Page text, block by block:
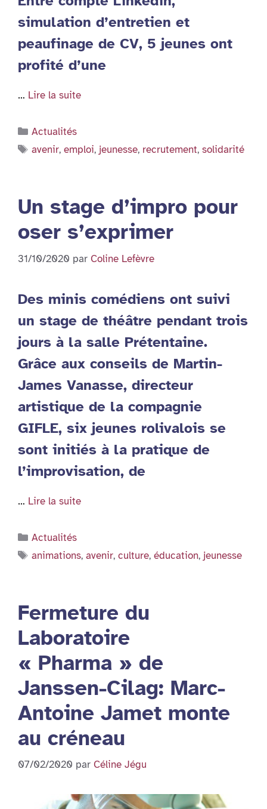
simulation d’entretien et
peaufinage de CV, 5 jeunes ont
profité d’une
… Lire la suite
Catégories
Actualités
Étiquettes
avenir,emploi, jeunesse, recrutement,solidarité
Un stage d’impro pour
oser s’exprimer
31/10/2020 par Coline Lefèvre
Des minis comédiens ont suivi
un stage de théâtre pendant trois
jours à la salle Prétentaine.
Grâce aux conseils de Martin-
James Vanasse, directeur
artistique de la compagnie
GIFLE, six jeunes rolivalois se
sont initiés à la pratique de
l’improvisation, de
… Lire la suite
Catégories
Actualités
Étiquettes
animations,avenir,culture,éducation, jeunesse
Fermeture du
Laboratoire
« Pharma » de
Janssen-Cilag: Marc-
Antoine Jamet monte
au créneau
07/02/2020 par Céline Jégu